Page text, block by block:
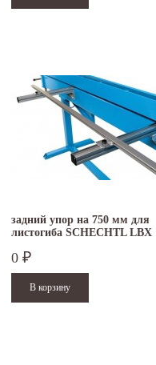
задний упор на 750 мм для
листогиба SCHECHTL LBX
0 ₽